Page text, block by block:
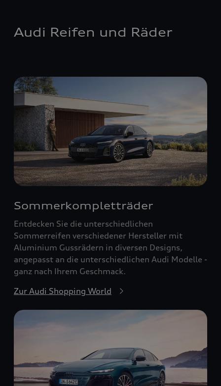
Audi Reifen und Räder
Sommerkompletträder
Entdecken Sie die unterschiedlichen
Sommerreifen verschiedener Hersteller mit
Aluminium Gussrädern in diversen Designs,
angepasst an die unterschiedlichen Audi Modelle -
ganz nach Ihrem Geschmack.
Zur Audi Shopping World